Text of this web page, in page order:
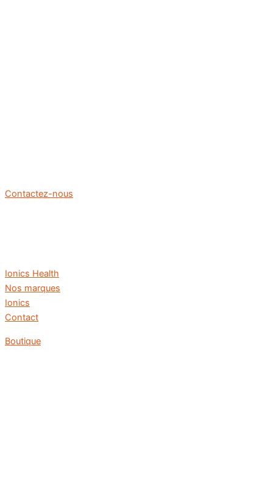
Contactez-nous
Ionics Health
Nos marques
Ionics
Contact
Boutique